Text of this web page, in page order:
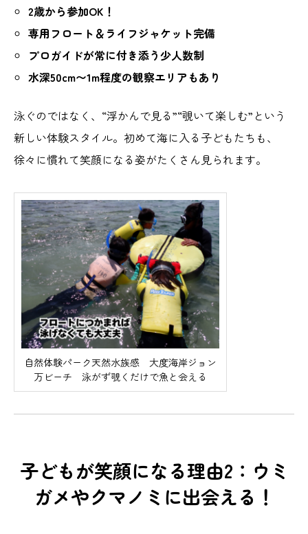
2歳から参加OK！
専用フロート＆ライフジャケット完備
プロガイドが常に付き添う少人数制
水深50cm〜1m程度の観察エリアもあり
泳ぐのではなく、“浮かんで見る”“覗いて楽しむ”という
新しい体験スタイル。初めて海に入る子どもたちも、
徐々に慣れて笑顔になる姿がたくさん見られます。
自然体験パーク天然水族感 大度海岸ジョン
万ビーチ 泳がず覗くだけで魚と会える
子どもが笑顔になる理由2：ウミ
ガメやクマノミに出会える！